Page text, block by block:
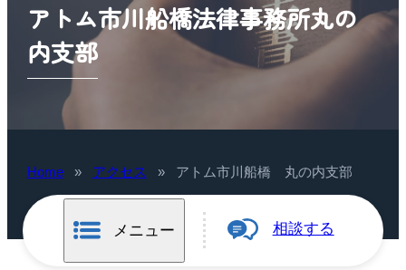
アトム市川船橋法律事務所丸の
内支部
Home » アクセス » アトム市川船橋 丸の内支部
メニュー 相談する